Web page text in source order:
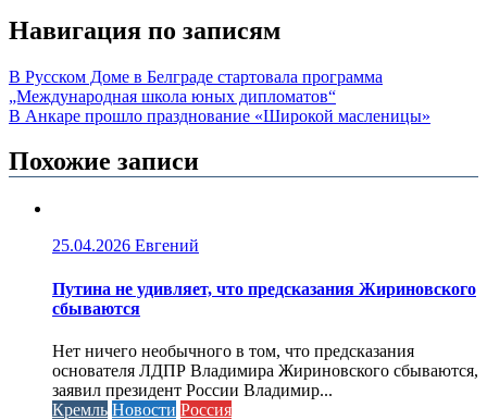
Навигация по записям
В Русском Доме в Белграде стартовала программа
„Международная школа юных дипломатов“
В Анкаре прошло празднование «Широкой масленицы»
Похожие записи
25.04.2026 Евгений
Путина не удивляет, что предсказания Жириновского
сбываются
Нет ничего необычного в том, что предсказания
основателя ЛДПР Владимира Жириновского сбываются,
заявил президент России Владимир...
Кремль Новости Россия